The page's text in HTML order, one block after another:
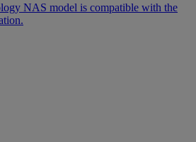
NAS model is compatible with the